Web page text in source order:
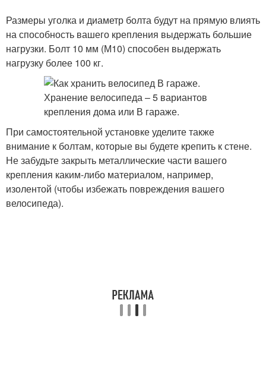
Размеры уголка и диаметр болта будут на прямую влиять
на способность вашего крепления выдержать большие
нагрузки. Болт 10 мм (М10) способен выдержать
нагрузку более 100 кг.
При самостоятельной установке уделите также
внимание к болтам, которые вы будете крепить к стене.
Не забудьте закрыть металлические части вашего
крепления каким-либо материалом, например,
изолентой (чтобы избежать повреждения вашего
велосипеда).